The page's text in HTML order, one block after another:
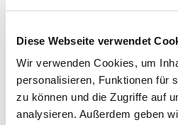
Diese Webseite verwendet
Wir verwenden Cookies, um
personalisieren, Funktionen für
zu können und die Zugriffe auf
analysieren. Außerdem geben